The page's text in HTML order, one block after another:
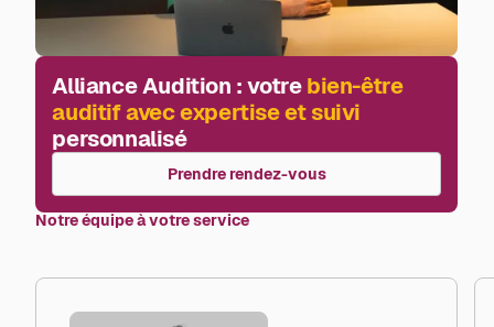
Alliance Audition : votrebien-être
auditif avec expertise et suivi
personnalisé
Prendre rendez-vous
Notre équipe à votre service